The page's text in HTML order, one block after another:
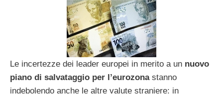
Le incertezze dei leader europei in merito a un nuovo
piano di salvataggio per l’eurozonastanno
indebolendo anche le altre valute straniere: in